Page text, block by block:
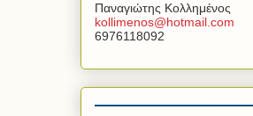
Παναγιώτης Κολλημένος
kollimenos@hotmail com
6976118092